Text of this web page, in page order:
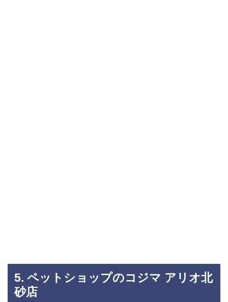
5. ペットショップのコジマ アリオ北
砂店